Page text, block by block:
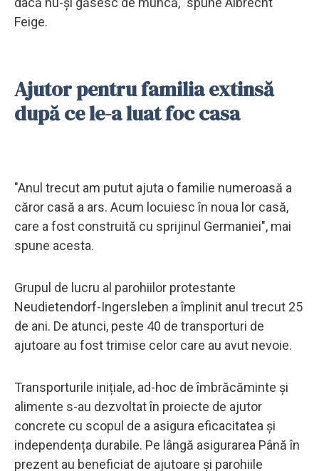
Feige.
Ajutor pentru familia extinsă
după ce le-a luat foc casa
"Anul trecut am putut ajuta o familie numeroasă a
căror casă a ars. Acum locuiesc în noua lor casă,
care a fost construită cu sprijinul Germaniei", mai
spune acesta.
Grupul de lucru al parohiilor protestante
Neudietendorf-Ingersleben a împlinit anul trecut 25
de ani. De atunci, peste 40 de transporturi de
ajutoare au fost trimise celor care au avut nevoie.
Transporturile inițiale, ad-hoc de îmbrăcăminte și
alimente s-au dezvoltat în proiecte de ajutor
concrete cu scopul de a asigura eficacitatea și
independența durabile. Pe lângă asigurarea Până în
prezent au beneficiat de ajutoare și parohiile